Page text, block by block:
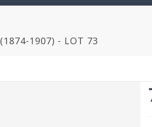
1907) - LOT 73